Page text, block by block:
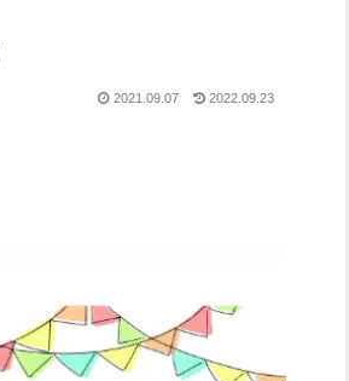
2021.09.07 2022.09.23